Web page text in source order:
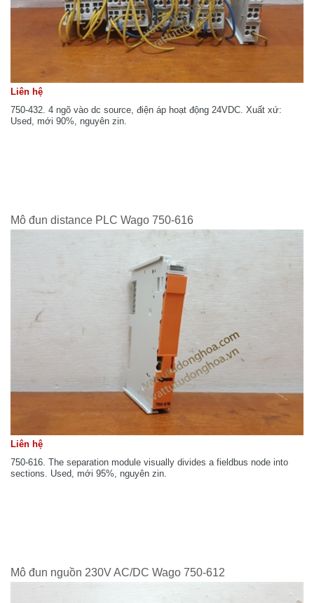
Liên hệ
750-432. 4 ngõ vào dc source, điện áp hoạt động 24VDC. Xuất xứ:
Used, mới 90%, nguyên zin.
Mô đun distance PLC Wago 750-616
Liên hệ
750-616. The separation module visually divides a fieldbus node into
sections. Used, mới 95%, nguyên zin.
Mô đun nguồn 230V AC/DC Wago 750-612